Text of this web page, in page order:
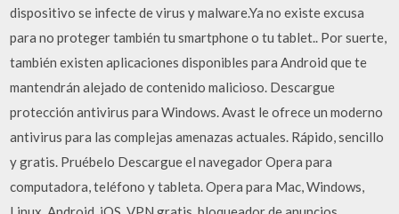
dispositivo se infecte de virus y malware.Ya no existe excusa
para no proteger también tu smartphone o tu tablet.. Por suerte,
también existen aplicaciones disponibles para Android que te
mantendrán alejado de contenido malicioso. Descargue
protección antivirus para Windows. Avast le ofrece un moderno
antivirus para las complejas amenazas actuales. Rápido, sencillo
y gratis. Pruébelo Descargue el navegador Opera para
computadora, teléfono y tableta. Opera para Mac, Windows,